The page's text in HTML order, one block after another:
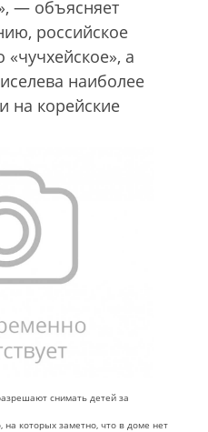
— объясняет
российское
а
наиболее
на корейские
снимать детей за
которых заметно, что в доме нет